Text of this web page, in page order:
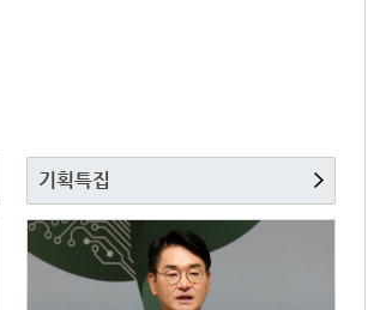
기획특집